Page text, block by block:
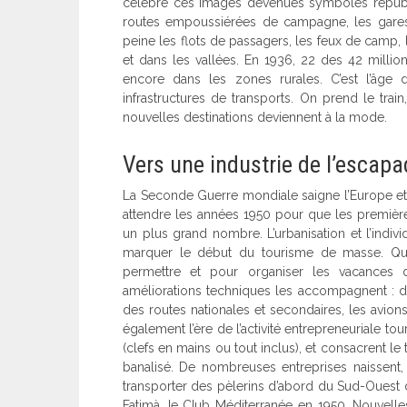
routes empoussiérées de campagne, les
peine les flots de passagers, les feux de
et dans les vallées. En 1936, 22 des 42
encore dans les zones rurales. C’est
infrastructures de transports. On prend le
nouvelles destinations deviennent à la mode.
Vers une industrie de
La Seconde Guerre mondiale saigne
attendre les années 1950 pour que les
un plus grand nombre. L’urbanisation et
marquer le début du tourisme de masse.
permettre et pour organiser les
améliorations techniques les accompagnent :
des routes nationales et secondaires, les
également l’ère de l’activité entrepreneuriale
(clefs en mains ou tout inclus), et consacrent
banalisé. De nombreuses entreprises
transporter des pèlerins d’abord du Sud-